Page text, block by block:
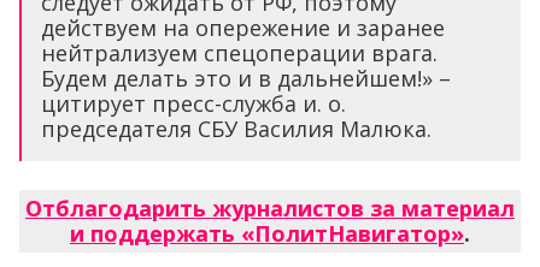
действуем на опережение и заранее
нейтрализуем спецоперации врага.
Будем делать это и в дальнейшем!» –
цитирует пресс-служба и. о.
председателя СБУ Василия Малюка.
Отблагодарить журналистов за материал
и поддержать «ПолитНавигатор».